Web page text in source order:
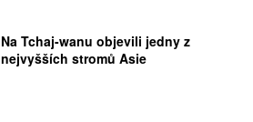
Na Tchaj-wanu objevili jedny z
nejvyšších stromů Asie